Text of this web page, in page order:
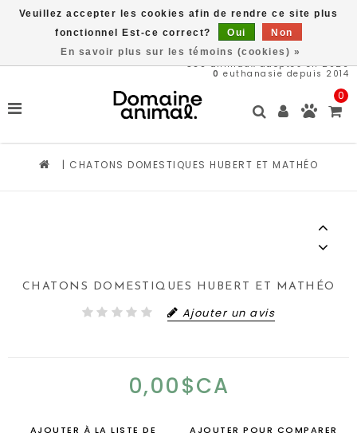
569animaux adoptés en 2026
0 euthanasie depuis 2014
0
| CHATONS DOMESTIQUES HUBERT ET MATHÉO
CHATONS DOMESTIQUES HUBERT ET MATHÉO
Ajouter un avis
0,00$CA
AJOUTER À LA LISTE DE
AJOUTER POUR COMPARER
Veuillez accepter les cookies afin de rendre ce site plus
fonctionnel Est-ce correct?
Oui
Non
En savoir plus sur les témoins (cookies) »
Livraison gratuite à partir de 89$*